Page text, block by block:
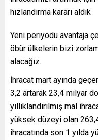
hızlandırma kararı aldık
Yeni periyodu avantaja
öbür ülkelerin bizi
alacağız.
İhracat mart ayında
3,2 artarak 23,4 milyar
yıllıklandırılmış mal
yüksek düzeyi olan
ihracatında son 1 yılda